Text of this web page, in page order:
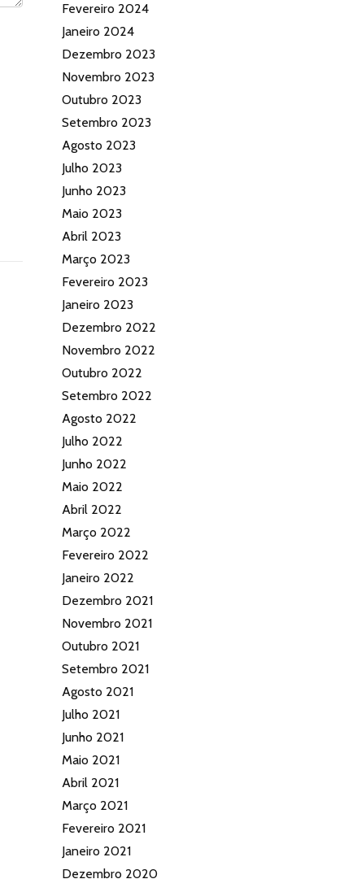
Fevereiro 2024
Janeiro 2024
Dezembro 2023
Novembro 2023
Outubro 2023
Setembro 2023
Agosto 2023
Julho 2023
Junho 2023
Maio 2023
Abril 2023
Março 2023
Fevereiro 2023
Janeiro 2023
Dezembro 2022
Novembro 2022
Outubro 2022
Setembro 2022
Agosto 2022
Julho 2022
Junho 2022
Maio 2022
Abril 2022
Março 2022
Fevereiro 2022
Janeiro 2022
Dezembro 2021
Novembro 2021
Outubro 2021
Setembro 2021
Agosto 2021
Julho 2021
Junho 2021
Maio 2021
Abril 2021
Março 2021
Fevereiro 2021
Janeiro 2021
Dezembro 2020